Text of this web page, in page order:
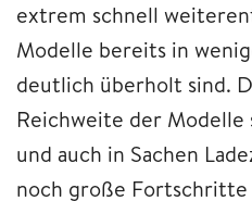
extrem schnell
Modelle bereits in
deutlich überholt sind.
Reichweite der
und auch in Sachen
noch große Fortschritte